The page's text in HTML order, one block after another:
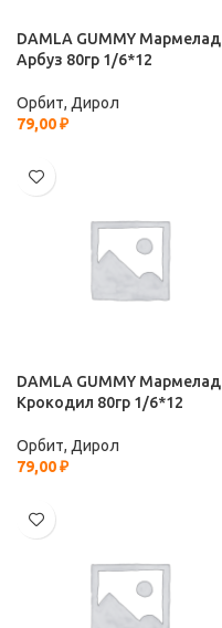
DAMLA GUMMY Мармелад
Арбуз 80гр 1/6*12
Орбит, Дирол
79,00₽
DAMLA GUMMY Мармелад
Крокодил 80гр 1/6*12
Орбит, Дирол
79,00₽